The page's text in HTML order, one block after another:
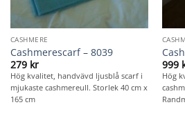
CASHMERE
Cashmerescarf – 8039
279 kr
Hög kvalitet, handvävd ljusblå scarf i
mjukaste cashmereull. Storlek 40 cm x
165 cm
999
Hög